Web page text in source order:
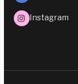
Instagram